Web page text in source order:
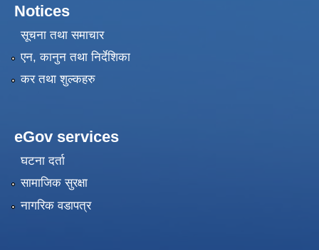
Notices
सूचना तथा समाचार
एन, कानुन तथा निर्देशिका
कर तथा शुल्कहरु
eGov services
घटना दर्ता
सामाजिक सुरक्षा
नागरिक वडापत्र